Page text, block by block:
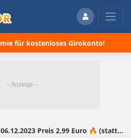
für kostenloses Girokonto!
🔥 (statt regulär €9,99) für 10 Euro Startguthaben — ALDI TALK Starter-Set